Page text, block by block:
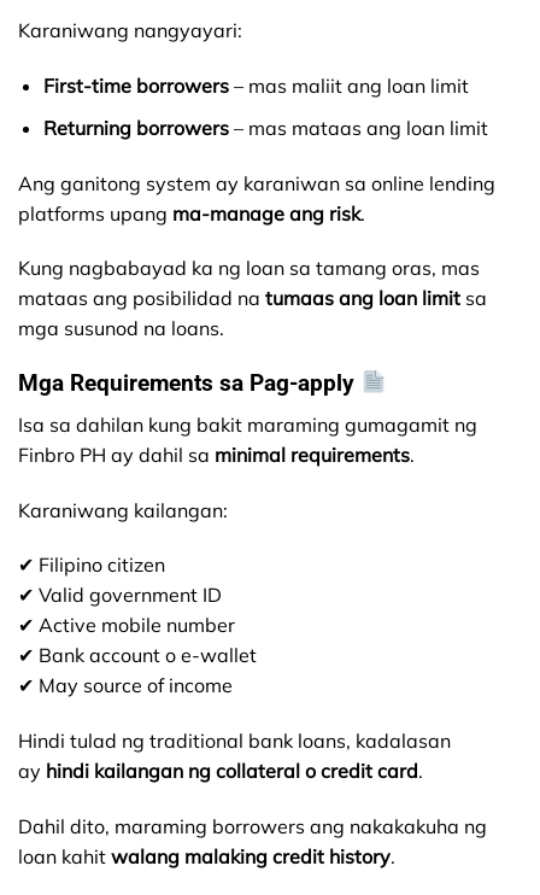
Karaniwang nangyayari:
First-time borrowers– mas maliit ang loan limit
Returning borrowers– mas mataas ang loan limit
Ang ganitong system ay karaniwan sa online lending
platforms upang ma-manage ang risk.
Kung nagbabayad ka ng loan sa tamang oras, mas
mataas ang posibilidad na tumaas ang loan limit sa
mga susunod na loans.
Mga Requirements sa Pag-apply
Isa sa dahilan kung bakit maraming gumagamit ng
Finbro PH ay dahil sa minimal requirements.
Karaniwang kailangan:
✔ Filipino citizen
✔ Valid government ID
✔ Active mobile number
✔ Bank account o e-wallet
✔ May source of income
Hindi tulad ng traditional bank loans, kadalasan
ay hindi kailangan ng collateral o credit card.
Dahil dito, maraming borrowers ang nakakakuha ng
loan kahit walang malaking credit history.